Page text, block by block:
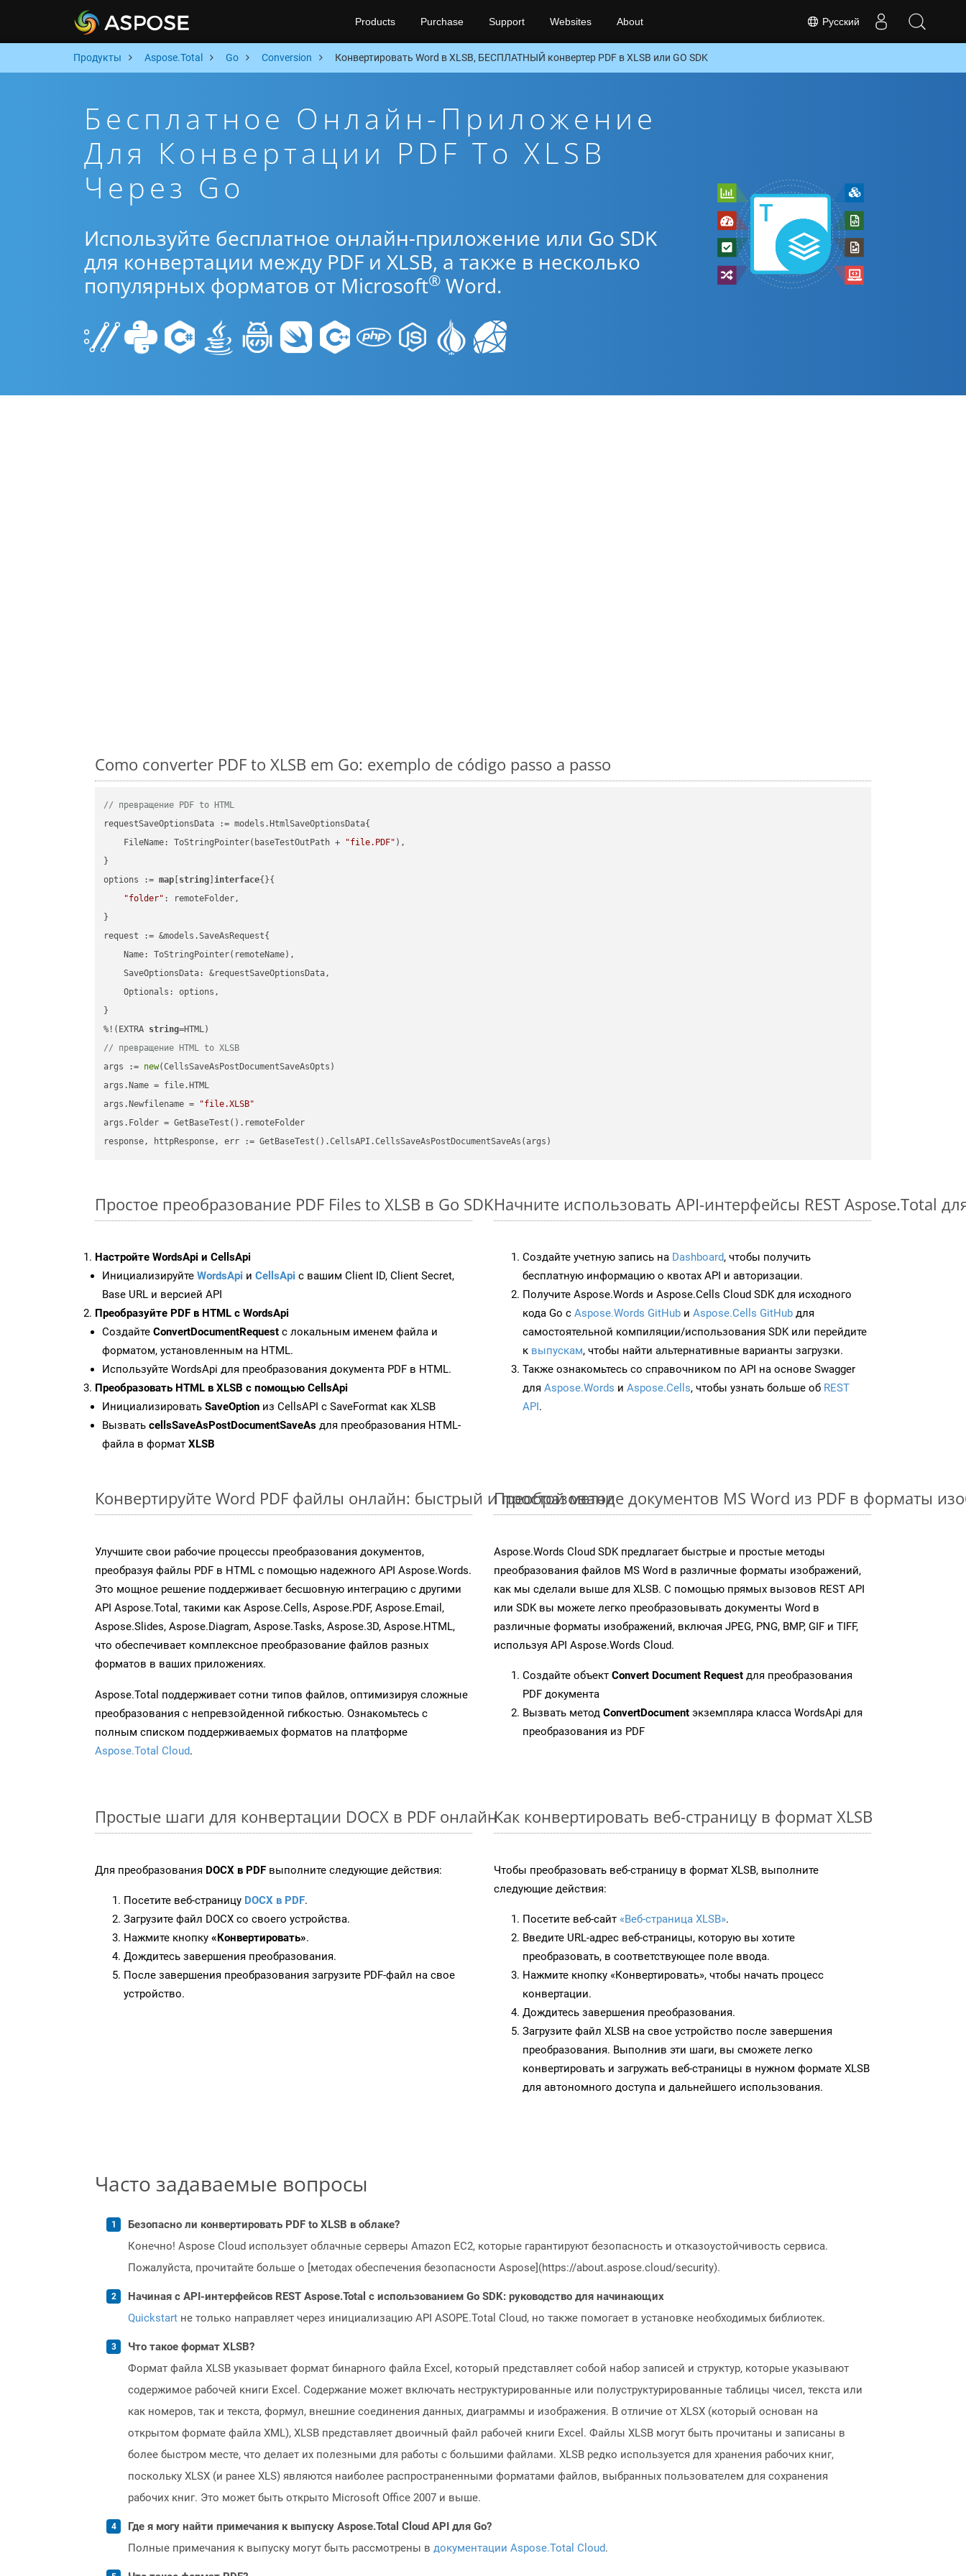
Русский
Products Purchase Support Websites About
Продукты Aspose.Total Go Conversion Конвертировать Word в XLSB, БЕСПЛАТНЫЙ конвертер PDF в XLSB или GO SDK
Бесплатное Онлайн-Приложение
Для Конвертации PDF To XLSB
Через Go
Используйте бесплатное онлайн-приложение или Go SDK
для конвертации между PDF и XLSB, а также в несколько
популярных форматов от Microsoft® Word.
Como converter PDF to XLSB em Go: exemplo de código passo a passo
// превращение PDF to HTML
requestSaveOptionsData := models.HtmlSaveOptionsData{
    FileName: ToStringPointer(baseTestOutPath +
"file.PDF" ),
}
options := map string ]interface{}{
"folder" : remoteFolder,
}
request := &models.SaveAsRequest{
    Name: ToStringPointer(remoteName),
    SaveOptionsData: &requestSaveOptionsData,
    Optionals: options,
}
%!(EXTRA string
// превращение HTML to XLSB
args := new(CellsSaveAsPostDocumentSaveAsOpts)
args.Name = file.HTML
args.Newfilename =
"file.XLSB"
args.Folder = GetBaseTest().remoteFolder
Простое преобразование PDF Files to XLSB в Go SDK
Настройте WordsApi и CellsApi
Инициализируйте WordsApi и CellsApi с вашим Client ID, Client Secret,
Base URL и версией API
Преобразуйте PDF в HTML с WordsApi
Создайте ConvertDocumentRequest с локальным именем файла и
форматом, установленным на HTML.
Используйте WordsApi для преобразования документа PDF в HTML.
Преобразовать HTML в XLSB с помощью CellsApi
Инициализировать SaveOption из CellsAPI с SaveFormat как XLSB
Вызвать cellsSaveAsPostDocumentSaveAs для преобразования HTML-
файла в формат XLSB
Начните использовать API-интерфейсы REST Aspose.Total
Создайте учетную запись на Dashboard, чтобы получить
бесплатную информацию о квотах API и авторизации.
Получите Aspose.Words и Aspose.Cells Cloud SDK для исходного
кода Go с Aspose.Words GitHub и Aspose.Cells GitHub для
самостоятельной компиляции/использования SDK или перейдите
к выпускам, чтобы найти альтернативные варианты загрузки.
Также ознакомьтесь со справочником по API на основе Swagger
для Aspose.Words и Aspose.Cells, чтобы узнать больше об REST
API.
Конвертируйте Word PDF файлы онлайн: быстрый и простой метод
Улучшите свои рабочие процессы преобразования документов,
преобразуя файлы PDF в HTML с помощью надежного API Aspose.Words.
Это мощное решение поддерживает бесшовную интеграцию с другими
API Aspose.Total, такими как Aspose.Cells, Aspose.PDF, Aspose.Email,
Aspose.Slides, Aspose.Diagram, Aspose.Tasks, Aspose.3D, Aspose.HTML,
что обеспечивает комплексное преобразование файлов разных
форматов в ваших приложениях.
Aspose.Total поддерживает сотни типов файлов, оптимизируя сложные
преобразования с непревзойденной гибкостью. Ознакомьтесь с
полным списком поддерживаемых форматов на платформе
Aspose.Total Cloud.
Преобразование документов MS Word из PDF в форматы
Aspose.Words Cloud SDK предлагает быстрые и простые методы
преобразования файлов MS Word в различные форматы изображений,
как мы сделали выше для XLSB. С помощью прямых вызовов REST API
или SDK вы можете легко преобразовывать документы Word в
различные форматы изображений, включая JPEG, PNG, BMP, GIF и TIFF,
используя API Aspose.Words Cloud.
Создайте объект Convert Document Request для преобразования
PDF документа
Вызвать метод ConvertDocument экземпляра класса WordsApi для
преобразования из PDF
Простые шаги для конвертации DOCX в PDF онлайн
Для преобразования DOCX в PDF выполните следующие действия:
Посетите веб-страницу DOCX в PDF.
Загрузите файл DOCX со своего устройства.
Нажмите кнопку «Конвертировать».
Дождитесь завершения преобразования.
После завершения преобразования загрузите PDF-файл на свое
устройство.
Как конвертировать веб-страницу в формат XLSB
Чтобы преобразовать веб-страницу в формат XLSB, выполните
следующие действия:
Посетите веб-сайт «Веб-страница XLSB».
Введите URL-адрес веб-страницы, которую вы хотите
преобразовать, в соответствующее поле ввода.
Нажмите кнопку «Конвертировать», чтобы начать процесс
конвертации.
Дождитесь завершения преобразования.
Загрузите файл XLSB на свое устройство после завершения
преобразования. Выполнив эти шаги, вы сможете легко
конвертировать и загружать веб-страницы в нужном формате XLSB
для автономного доступа и дальнейшего использования.
Часто задаваемые вопросы
Безопасно ли конвертировать PDF to XLSB в облаке?
Конечно! Aspose Cloud использует облачные серверы Amazon EC2, которые гарантируют безопасность и отказоустойчивость сервиса.
Пожалуйста, прочитайте больше о [методах обеспечения безопасности Aspose](https://about.aspose.cloud/security).
Начиная с API-интерфейсов REST Aspose.Total с использованием Go SDK: руководство для начинающих
Quickstart не только направляет через инициализацию API ASOPE.Total Cloud, но также помогает в установке необходимых библиотек.
Что такое формат XLSB?
Формат файла XLSB указывает формат бинарного файла Excel, который представляет собой набор записей и структур, которые указывают
содержимое рабочей книги Excel. Содержание может включать неструктурированные или полуструктурированные таблицы чисел, текста или
как номеров, так и текста, формул, внешние соединения данных, диаграммы и изображения. В отличие от XLSX (который основан на
открытом формате файла XML), XLSB представляет двоичный файл рабочей книги Excel. Файлы XLSB могут быть прочитаны и записаны в
более быстром месте, что делает их полезными для работы с большими файлами. XLSB редко используется для хранения рабочих книг,
поскольку XLSX (и ранее XLS) являются наиболее распространенными форматами файлов, выбранных пользователем для сохранения
рабочих книг. Это может быть открыто Microsoft Office 2007 и выше.
Где я могу найти примечания к выпуску Aspose.Total Cloud API для Go?
Полные примечания к выпуску могут быть рассмотрены в документации Aspose.Total Cloud.